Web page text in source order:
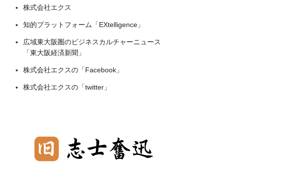
株式会社エクス
知的プラットフォーム「EXtelligence」
広域東大阪圏のビジネスカルチャーニュース
「東大阪経済新聞」
株式会社エクスの「Facebook」
株式会社エクスの「twitter」